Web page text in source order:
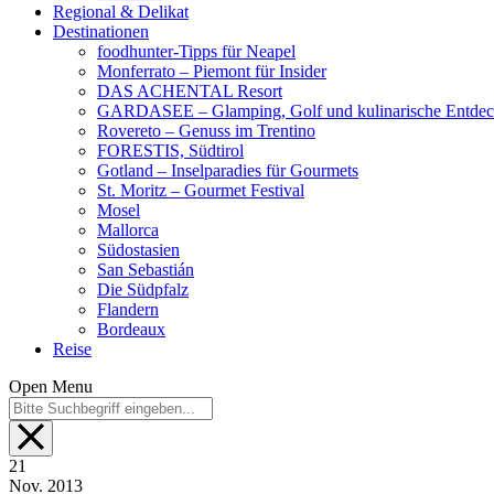
Regional & Delikat
Destinationen
foodhunter-Tipps für Neapel
Monferrato – Piemont für Insider
DAS ACHENTAL Resort
GARDASEE – Glamping, Golf und kulinarische
Rovereto – Genuss im Trentino
FORESTIS, Südtirol
Gotland – Inselparadies für Gourmets
St. Moritz – Gourmet Festival
Mosel
Mallorca
Südostasien
San Sebastián
Die Südpfalz
Flandern
Bordeaux
Reise
Open Menu
21
Nov. 2013